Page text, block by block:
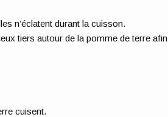
n’éclatent durant la cuisson.
tiers autour de la pomme de terre afin
cuisent.